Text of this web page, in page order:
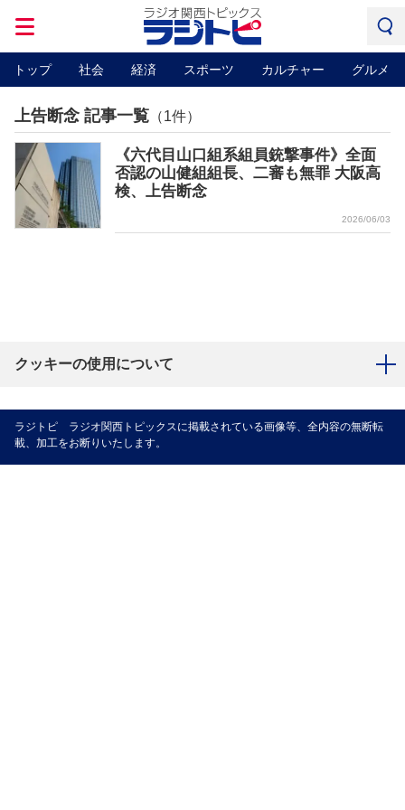
トップ 社会 経済 スポーツ カルチャー グルメ
上告断念 記事一覧 （1件）
《六代目山口組系組員銃撃事件》全面
否認の山健組組長、二審も無罪 大阪高
検、上告断念
2026/06/03
クッキーの使用について
ラジトピ ラジオ関西トピックスに掲載されている画像等、全内容の無断転
載、加工をお断りいたします。